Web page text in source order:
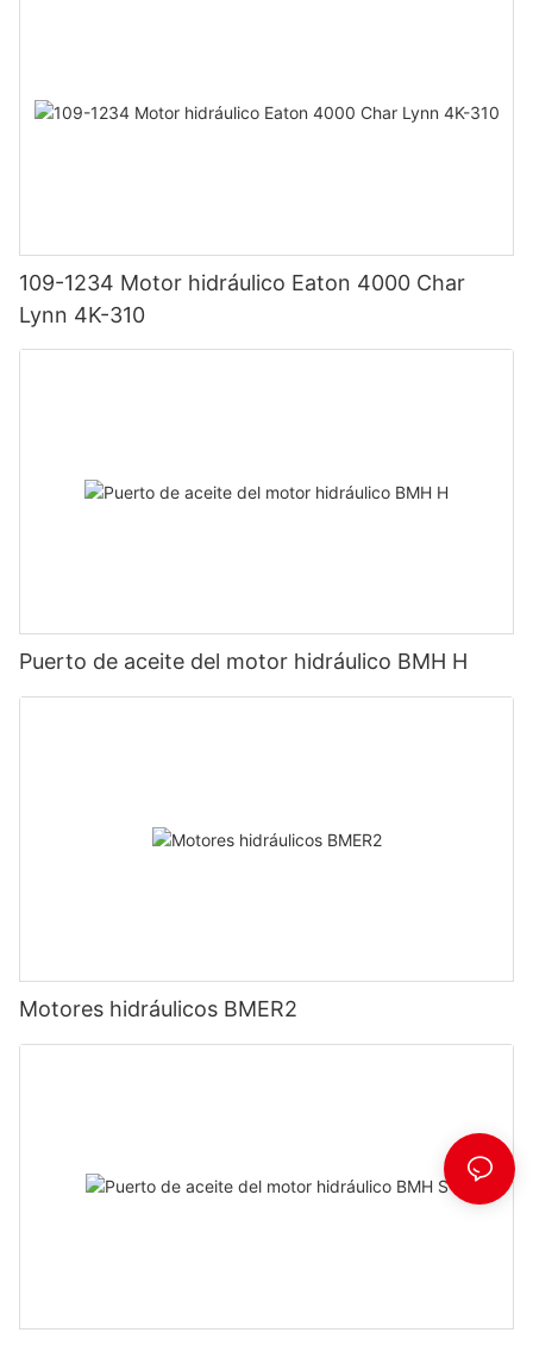
109-1234 Motor hidráulico Eaton 4000 Char
Lynn 4K-310
Puerto de aceite del motor hidráulico BMH H
Motores hidráulicos BMER2